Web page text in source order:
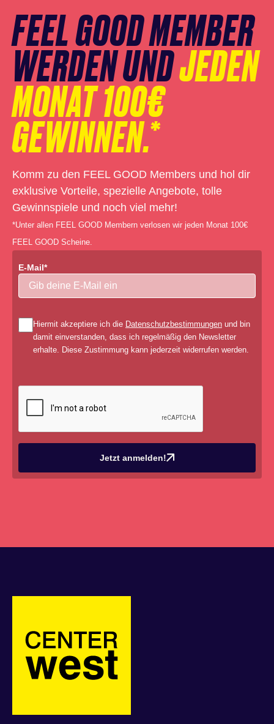
FEEL GOOD MEMBER
WERDEN UNDJEDEN
MONAT 100€
GEWINNEN.*
Komm zu den FEEL GOOD Members und hol dir
exklusive Vorteile, spezielle Angebote, tolle
Gewinnspiele und noch viel mehr!
*Unter allen FEEL GOOD Membern verlosen wir jeden Monat 100€
FEEL GOOD Scheine.
E-Mail*
Hiermit akzeptiere ich die Datenschutzbestimmungen und bin
damit einverstanden, dass ich regelmäßig den Newsletter
erhalte. Diese Zustimmung kann jederzeit widerrufen werden.
Jetzt anmelden!